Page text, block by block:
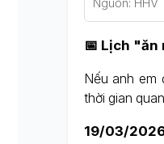
Nguồn: HHV
📅 Lịch "ăn
Nếu anh em
thời gian
19/03/